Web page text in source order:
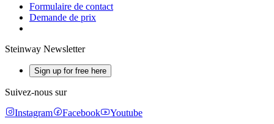
Formulaire de contact
Demande de prix
Steinway Newsletter
Sign up for free here
Suivez-nous sur
Instagram
Facebook Youtube